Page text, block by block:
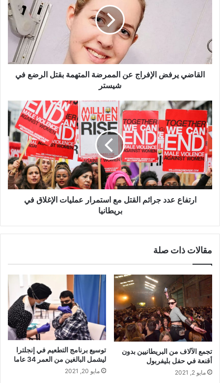
بقتل
الرضع
في
شيستر
القاضي يرفض الإفراج عن الممرضة المتهمة بقتل الرضع في
شيستر
ارتفاع
عدد
جرائم
القتل
مع
استمرار
عمليات
الإغلاق
في
بريطانياارتفاع عدد جرائم القتل مع استمرار عمليات الإغلاق في
بريطانيا
مقالات ذات صلة
تجمع الآلاف من البريطانيين بدون
أقنعة في حفل بليفربول
مايو 2, 2021
توسيع برنامج التطعيم في إنجلترا
ليشمل البالغين من العمر 34 عاما
مايو 20, 2021